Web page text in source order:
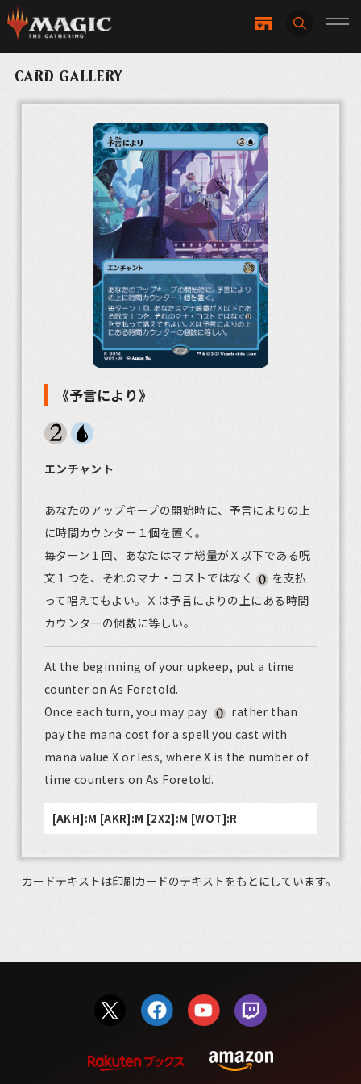
CARD GALLERY
《予言により》
エンチャント
あなたのアップキープの開始時に、予言によりの上
に時間カウンター１個を置く。
毎ターン１回、あなたはマナ総量がＸ以下である呪
文１つを、それのマナ・コストではなく
を支払
って唱えてもよい。Ｘは予言によりの上にある時間
カウンターの個数に等しい。
At the beginning of your upkeep, put a time
counter on As Foretold.
Once each turn, you may pay
rather than
pay the mana cost for a spell you cast with
mana value X or less, where X is the number of
time counters on As Foretold.
[AKH]:M [AKR]:M [2X2]:M [WOT]:R
カードテキストは印刷カードのテキストをもとにしています。